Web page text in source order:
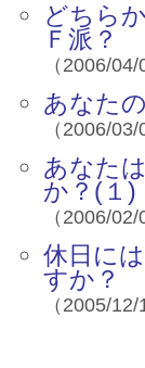
どちら
Ｆ派？
（2006/
あなた
（2006/
あなた
か？(１)
（2006/
休日に
すか？
（2005/